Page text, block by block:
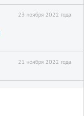
23 ноября 2022 года
21 ноября 2022 года